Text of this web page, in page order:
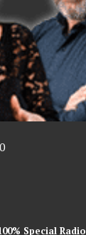
Special Radio